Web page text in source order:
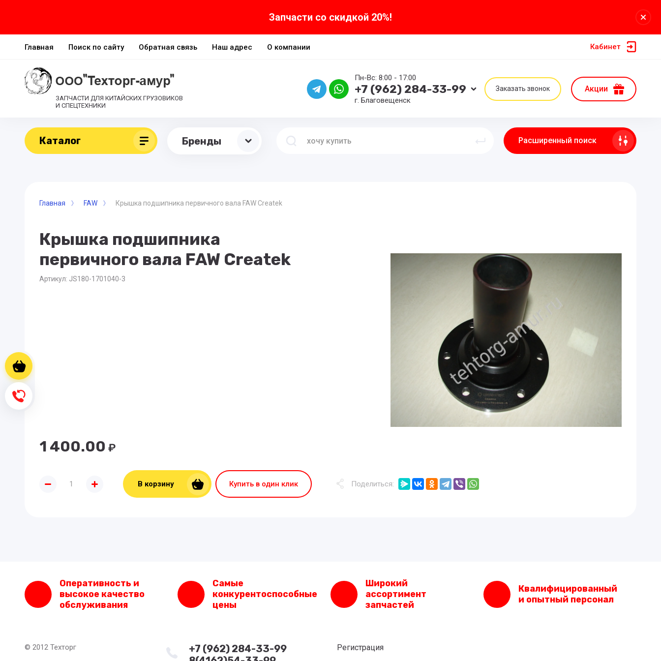
Запчасти со скидкой 20%!
Главная Поиск по сайту Обратная связь Наш адрес О компании Кабинет
ЗАПЧАСТИ ДЛЯ КИТАЙСКИХ ГРУЗОВИКОВ
И СПЕЦТЕХНИКИ
Пн-Вс: 8:00 - 17:00
+7 (962) 284-33-99
г. Благовещенск
Заказать звонок Акции
Каталог Бренды Расширенный поиск
Главная FAW Крышка подшипника первичного вала FAW Createk
Крышка подшипника
первичного вала FAW Createk
Артикул: JS180-1701040-3
1 400.00 ₽
В корзину Купить в один клик Поделиться:
Оперативность и
высокое качество
обслуживания
Самые
конкурентоспособные
цены
Широкий
ассортимент
запчастей
Квалифицированный
и опытный персонал
© 2012 Техторг
+7 (962) 284-33-99
Регистрация